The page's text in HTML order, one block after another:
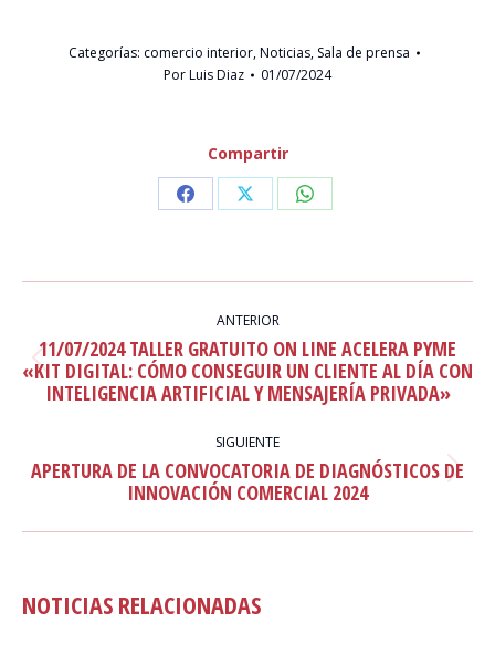
Categorías: comercio interior,Noticias, Sala de prensa
PorLuis Diaz 01/07/2024
Compartir
Share
Facebook
Share
X
Share
WhatsApp
PUBLICACIONES
ANTERIOR
Publicación
anterior:
11/07/2024 TALLER GRATUITO ON LINE ACELERA PYME
«KIT DIGITAL: CÓMO CONSEGUIR UN CLIENTE AL DÍA CON
INTELIGENCIA ARTIFICIAL Y MENSAJERÍA PRIVADA»
SIGUIENTE
Publicación
siguiente:
APERTURA DE LA CONVOCATORIA DE DIAGNÓSTICOS DE
INNOVACIÓN COMERCIAL 2024
NOTICIAS RELACIONADAS